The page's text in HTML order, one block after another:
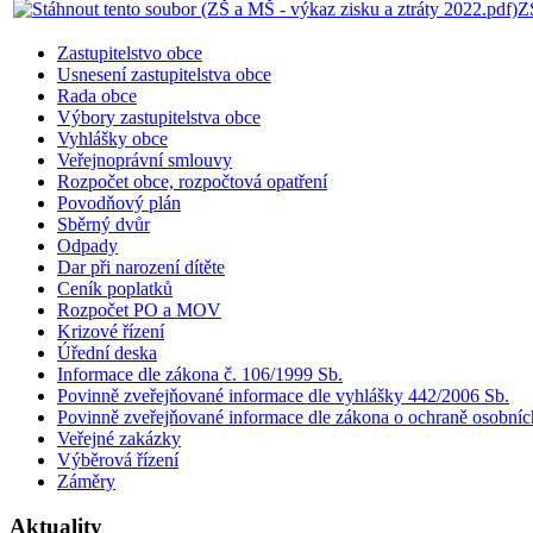
Zastupitelstvo obce
Usnesení zastupitelstva obce
Rada obce
Výbory zastupitelstva obce
Vyhlášky obce
Veřejnoprávní smlouvy
Rozpočet obce, rozpočtová opatření
Povodňový plán
Sběrný dvůr
Odpady
Dar při narození dítěte
Ceník poplatků
Rozpočet PO a MOV
Krizové řízení
Úřední deska
Informace dle zákona č. 106/1999 Sb.
Povinně zveřejňované informace dle vyhlášky 442/2006 Sb.
Povinně zveřejňované informace dle zákona o ochraně
Veřejné zakázky
Výběrová řízení
Záměry
Aktuality